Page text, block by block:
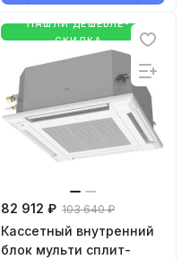
НАШЛИ ДЕШЕВЛЕ-
СКИДКА
82 912 ₽ 103 640 ₽
Кассетный внутренний
блок мульти сплит-